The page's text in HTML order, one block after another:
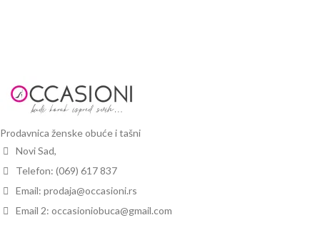
Prodavnica ženske obuće i tašni
Novi Sad,
Telefon: (069) 617 837
Email: prodaja@occasioni.rs
Email 2: occasioniobuca@gmail.com